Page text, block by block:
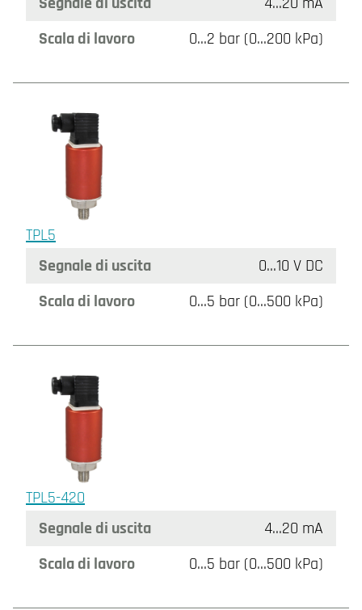
Scala di lavoro
0…2 bar (0…200 kPa)
TPL5
Segnale di uscita
0…10 V DC
Scala di lavoro
0…5 bar (0…500 kPa)
TPL5-420
Segnale di uscita
4…20 mA
Scala di lavoro
0…5 bar (0…500 kPa)